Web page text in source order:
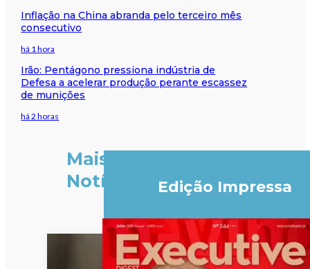
Inflação na China abranda pelo terceiro mês
consecutivo
há 1 hora
Irão: Pentágono pressiona indústria de
Defesa a acelerar produção perante escassez
de munições
há 2 horas
Mais
Notícias
Edição Impressa